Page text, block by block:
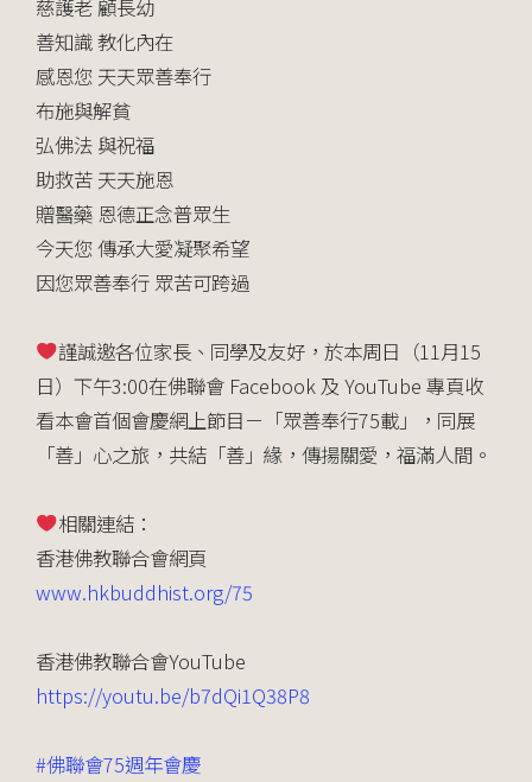
慈護老 顧長幼
善知識 教化內在
感恩您 天天眾善奉行
布施與解貧
弘佛法 與祝福
助救苦 天天施恩
贈醫藥 恩德正念普眾生
今天您 傳承大愛凝聚希望
因您眾善奉行 眾苦可跨過
謹誠邀各位家長、同學及友好，於本周日（11月15
日） 下午3:00在佛聯會 Facebook 及 YouTube 專頁收
看本會首個會慶網上節目－「眾善奉行75載」，同展
「善」心之旅，共結「善」緣，傳揚關愛，福滿人間。
相關連結：
香港佛教聯合會網頁
www.hkbuddhist.org/75
香港佛教聯合會YouTube
https://youtu.be/b7dQi1Q38P8
#佛聯會75週年會慶